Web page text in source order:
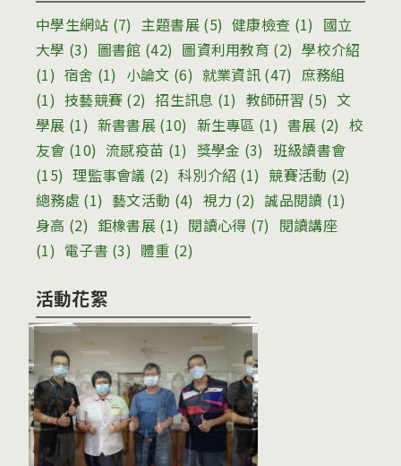
中學生網站 (7) 主題書展(5) 健康檢查 (1) 國立
大學 (3) 圖書館 (42) 圖資利用教育 (2) 學校介紹
(1) 宿舍 (1) 小論文 (6) 就業資訊 (47) 庶務組
(1) 技藝競賽 (2) 招生訊息 (1) 教師研習 (5) 文
學展 (1) 新書書展 (10) 新生專區 (1) 書展 (2) 校
友會 (10) 流感疫苗 (1) 獎學金 (3) 班級讀書會
(15) 理監事會議 (2) 科別介紹 (1) 競賽活動 (2)
總務處 (1) 藝文活動 (4) 視力 (2) 誠品閱讀 (1)
身高 (2) 鉅橡書展 (1) 閱讀心得 (7) 閱讀講座
(1) 電子書 (3) 體重 (2)
活動花絮